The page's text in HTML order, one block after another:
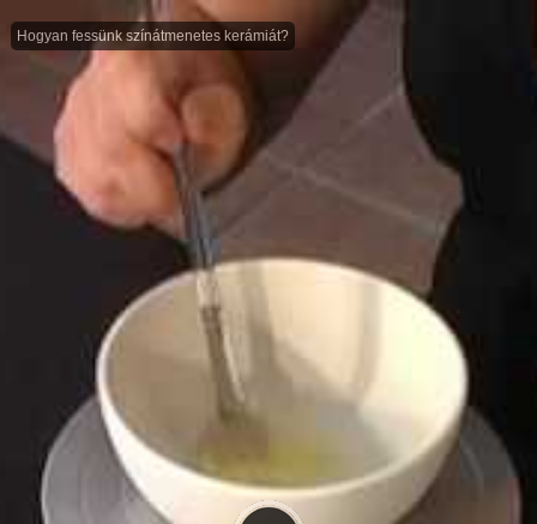
Hogyan fessünk színátmenetes kerámiát?